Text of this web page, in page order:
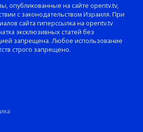
опубликованные на сайте opentv.tv,
с законодательством Израиля. При
сайта гиперссылка на opentv.tv
эксклюзивных статей без
запрещена. Любое использование
строго запрещено.